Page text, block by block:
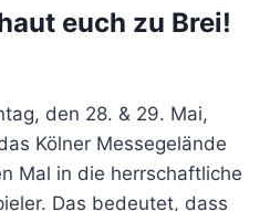
euch zu Brei!
den 28. & 29. Mai,
Kölner Messegelände
Mal in die herrschaftliche
Das bedeutet, dass